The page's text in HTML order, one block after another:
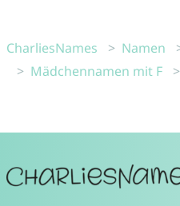
CharliesNames Namen
Mädchennamen mit F